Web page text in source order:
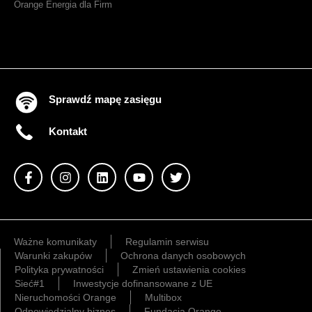
Orange Energia dla Firm
Sprawdź mapę zasięgu
Kontakt
Ważne komunikaty
Regulamin serwisu
Warunki zakupów
Ochrona danych osobowych
Polityka prywatności
Zmień ustawienia cookies
Sieć#1
Inwestycje dofinansowane z UE
Nieruchomości Orange
Multibox